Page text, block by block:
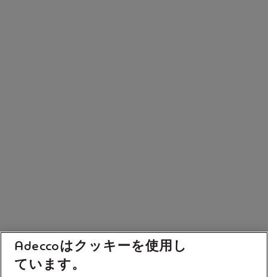
Adeccoはクッキーを使用し
ています。